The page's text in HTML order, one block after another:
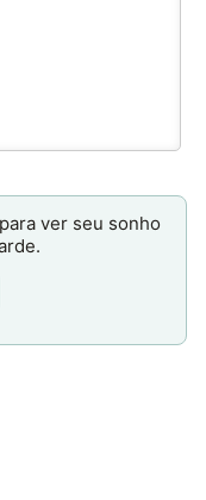
ver seu sonho